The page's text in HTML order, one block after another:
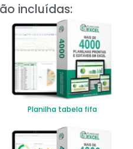
incluídas:
Planilha tabela fifa